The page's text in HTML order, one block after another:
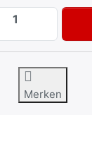
Merken